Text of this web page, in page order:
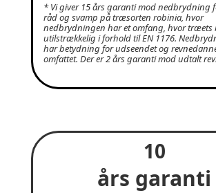
* Vi giver 15 års garanti mod nedbrydning
råd og svamp på træsorten robinia, hvor
nedbrydningen har et omfang, hvor træets
utilstrækkelig i forhold til EN 1176.
har betydning for udseendet og
omfattet. Der er 2 års garanti mod udtalt
10
års garanti